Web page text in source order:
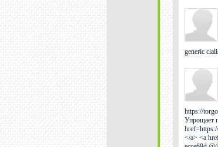
generic
https://
Упрощает
</a> <a